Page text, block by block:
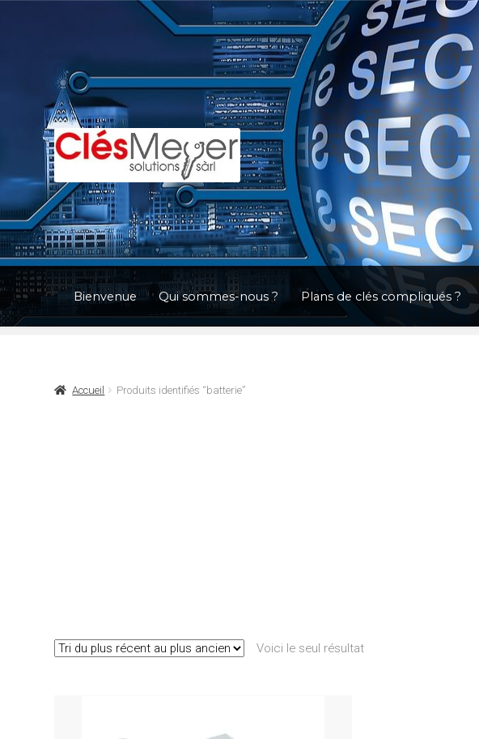
navigation
Bienvenue Qui sommes-nous ? Plans de clés compliqués ?
Accueil Produits identifiés “batterie”
Voici le seul résultat